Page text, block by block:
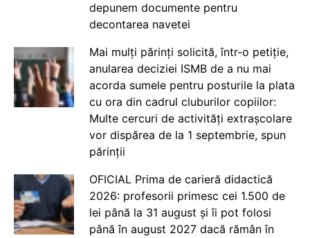
depunem documente pentru
decontarea navetei
Mai mulți părinți solicită, într-o petiție,
anularea deciziei ISMB de a nu mai
acorda sumele pentru posturile la plata
cu ora din cadrul cluburilor copiilor:
Multe cercuri de activități extrașcolare
vor dispărea de la 1 septembrie, spun
părinții
OFICIAL Prima de carieră didactică
2026: profesorii primesc cei 1.500 de
lei până la 31 august și îi pot folosi
până în august 2027 dacă rămân în